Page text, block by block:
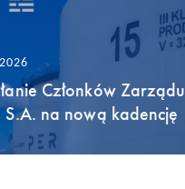
Członków Zarządu
S.A. na nową kadencję